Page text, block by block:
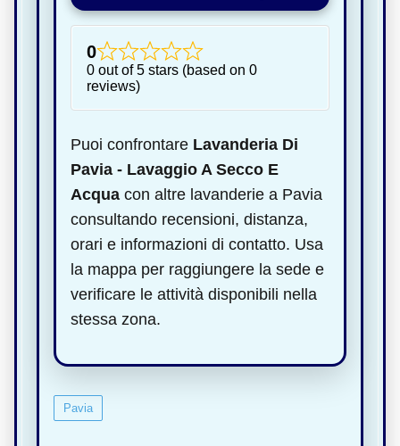
0
0 out of 5 stars (based on 0
reviews)
Puoi confrontare Lavanderia Di
Pavia - Lavaggio A Secco E
Acqua con altre lavanderie a Pavia
consultando recensioni, distanza,
orari e informazioni di contatto. Usa
la mappa per raggiungere la sede e
verificare le attività disponibili nella
stessa zona.
Pavia